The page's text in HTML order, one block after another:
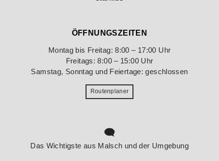
ÖFFNUNGSZEITEN
Montag bis Freitag: 8:00 – 17:00 Uhr
Freitags: 8:00 – 15:00 Uhr
Samstag, Sonntag und Feiertage: geschlossen
Routenplaner
Das Wichtigste aus Malsch und der Umgebung